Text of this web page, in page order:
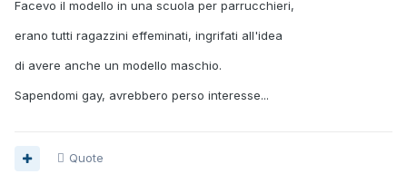
Facevo il modello in una scuola per parrucchieri,
erano tutti ragazzini effeminati, ingrifati all'idea
di avere anche un modello maschio.
Sapendomi gay, avrebbero perso interesse...
Quote